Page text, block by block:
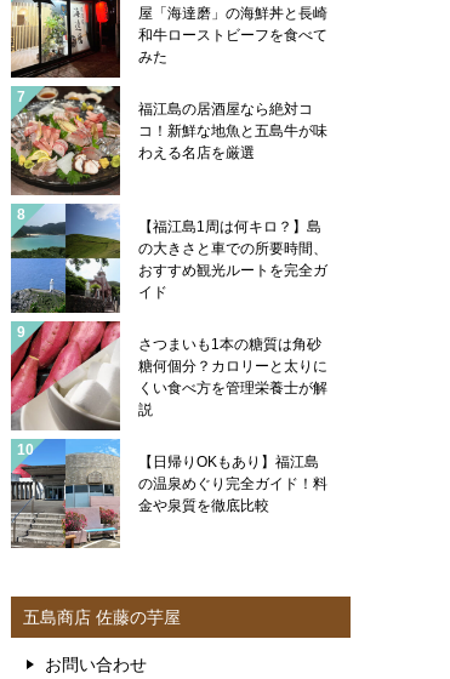
屋「海達磨」の海鮮丼と長崎
和牛ローストビーフを食べて
みた
福江島の居酒屋なら絶対コ
コ！新鮮な地魚と五島牛が味
わえる名店を厳選
【福江島1周は何キロ？】島
の大きさと車での所要時間、
おすすめ観光ルートを完全ガ
イド
さつまいも1本の糖質は角砂
糖何個分？カロリーと太りに
くい食べ方を管理栄養士が解
説
【日帰りOKもあり】福江島
の温泉めぐり完全ガイド！料
金や泉質を徹底比較
五島商店 佐藤の芋屋
お問い合わせ